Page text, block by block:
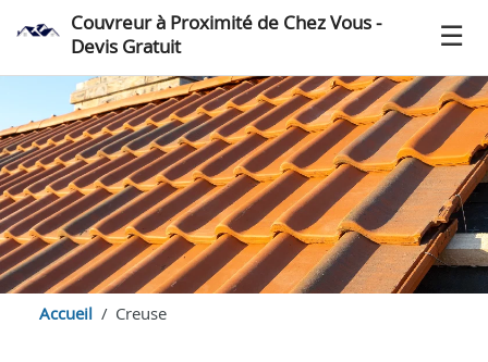
Couvreur à Proximité de Chez Vous -
Devis Gratuit
Accueil Creuse